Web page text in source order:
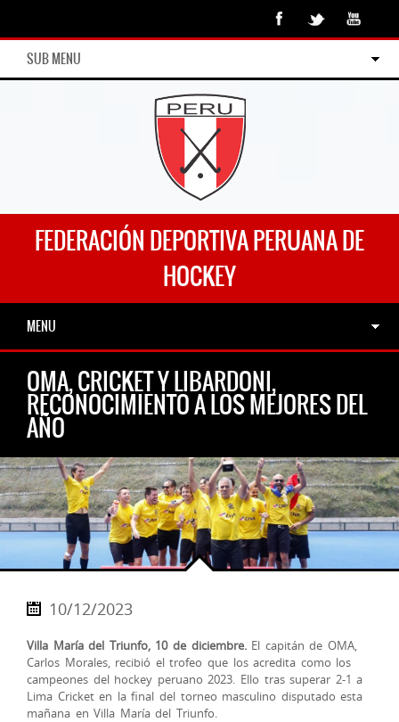
SUB MENU
FEDERACIÓN DEPORTIVA PERUANA DE
HOCKEY
MENU
OMA, CRICKET Y LIBARDONI,
RECONOCIMIENTO A LOS MEJORES DEL
AÑO
10/12/2023
Villa María del Triunfo, 10 de diciembre.El capitán de OMA,
Carlos Morales, recibió el trofeo que los acredita como los
campeones del hockey peruano 2023. Ello tras superar 2-1 a
Lima Cricket en la final del torneo masculino disputado esta
mañana en Villa María del Triunfo.